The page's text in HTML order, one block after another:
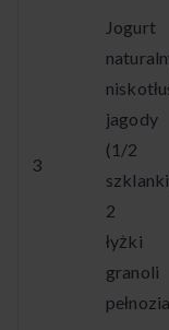
3
Jogurt
jagody
(1/2
2
łyżki
granoli